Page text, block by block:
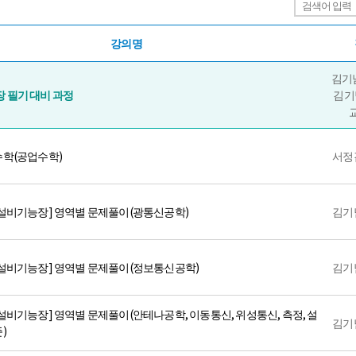
강의명
필기 대비 과정
김기
김
(공업수학) 서정
비기능장] 영역별 문제풀이(광통신공학) 김
비기능장] 영역별 문제풀이(정보통신공학) 김
비기능장] 영역별 문제풀이(안테나공학, 이동통신, 위성통신, 측정, 설
)
김